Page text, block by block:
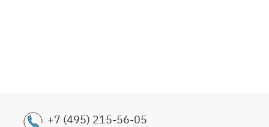
+7 (495) 215-56-05